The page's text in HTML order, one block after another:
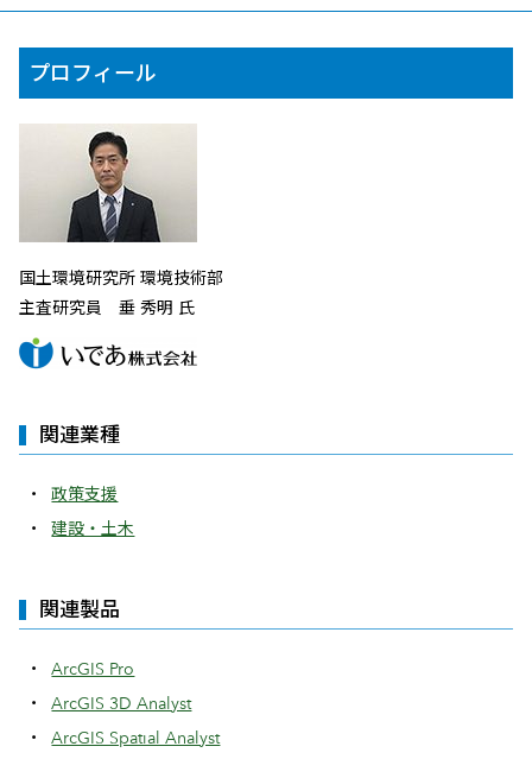
プロフィール
国土環境研究所 環境技術部
主査研究員 垂 秀明 氏
関連業種
政策支援
建設・土木
関連製品
ArcGIS Pro
ArcGIS 3D Analyst
ArcGIS Spatial Analyst